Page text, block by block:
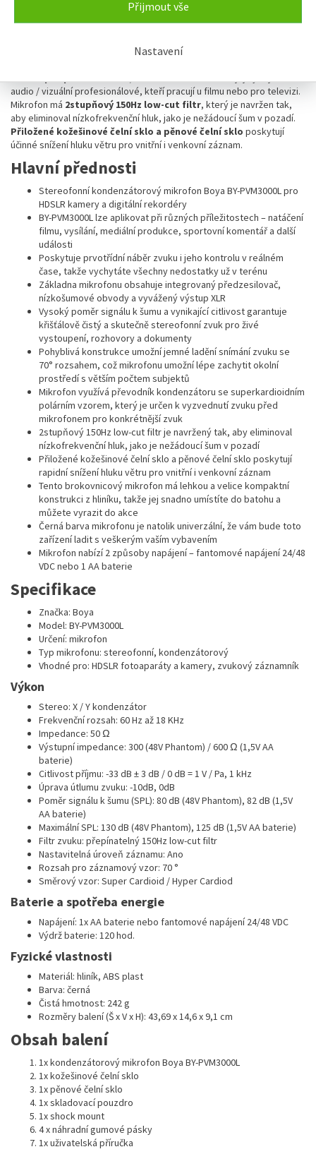
Přijmout vše
Nastavení
Specializovaný polární vzor je určen k vyzvednutí
zvuku před mikrofonem, což umožní lépe zaostřit objekt, který
, který zachytí zvuk s optimálním detailem.
audio / vizuální profesionálové, kteří pracují u filmu nebo pro televizi.
Mikrofon má 2stupňový 150Hz low-cut filtr, který je navržen tak,
aby eliminoval nízkofrekvenční hluk, jako je nežádoucí šum v pozadí.
Přiložené kožešinové čelní sklo a pěnové čelní sklo poskytují
účinné snížení hluku větru pro vnitřní i venkovní záznam.
Hlavní přednosti
Stereofonní kondenzátorový mikrofon Boya BY-PVM3000L pro
HDSLR kamery a digitální rekordéry
BY-PVM3000L lze aplikovat při různých příležitostech – natáčení
filmu, vysílání, mediální produkce, sportovní komentář a další
události
Poskytuje prvotřídní náběr zvuku i jeho kontrolu v reálném
čase, takže vychytáte všechny nedostatky už v terénu
Základna mikrofonu obsahuje integrovaný předzesilovač,
nízkošumové obvody a vyvážený výstup XLR
Vysoký poměr signálu k šumu a vynikající citlivost garantuje
křišťálově čistý a skutečně stereofonní zvuk pro živé
vystoupení, rozhovory a dokumenty
Pohyblivá konstrukce umožní jemné ladění snímání zvuku se
70° rozsahem, což mikrofonu umožní lépe zachytit okolní
prostředí s větším počtem subjektů
Mikrofon využívá převodník kondenzátoru se superkardioidním
polárním vzorem, který je určen k vyzvednutí zvuku před
mikrofonem pro konkrétnější zvuk
2stupňový 150Hz low-cut filtr je navržený tak, aby eliminoval
nízkofrekvenční hluk, jako je nežádoucí šum v pozadí
Přiložené kožešinové čelní sklo a pěnové čelní sklo poskytují
rapidní snížení hluku větru pro vnitřní i venkovní záznam
Tento brokovnicový mikrofon má lehkou a velice kompaktní
konstrukci z hliníku, takže jej snadno umístíte do batohu a
můžete vyrazit do akce
Černá barva mikrofonu je natolik univerzální, že vám bude toto
zařízení ladit s veškerým vaším vybavením
Mikrofon nabízí 2 způsoby napájení – fantomové napájení 24/48
VDC nebo 1 AA baterie
Specifikace
Značka: Boya
Model: BY-PVM3000L
Určení: mikrofon
Typ mikrofonu: stereofonní, kondenzátorový
Vhodné pro: HDSLR fotoaparáty a kamery, zvukový záznamník
Výkon
Stereo: X / Y kondenzátor
Frekvenční rozsah: 60 Hz až 18 KHz
Impedance: 50 Ω
Výstupní impedance: 300 (48V Phantom) / 600 Ω (1,5V AA
baterie)
Citlivost příjmu: -33 dB ± 3 dB / 0 dB = 1 V / Pa, 1 kHz
Úprava útlumu zvuku: -10dB, 0dB
Poměr signálu k šumu (SPL): 80 dB (48V Phantom), 82 dB (1,5V
AA baterie)
Maximální SPL: 130 dB (48V Phantom), 125 dB (1,5V AA baterie)
Filtr zvuku: přepínatelný 150Hz low-cut filtr
Nastavitelná úroveň záznamu: Ano
Rozsah pro záznamový vzor: 70 °
Směrový vzor: Super Cardioid / Hyper Cardiod
Baterie a spotřeba energie
Napájení: 1x AA baterie nebo fantomové napájení 24/48 VDC
Výdrž baterie: 120 hod.
Fyzické vlastnosti
Materiál: hliník, ABS plast
Barva: černá
Čistá hmotnost: 242 g
Rozměry balení (Š x V x H): 43,69 x 14,6 x 9,1 cm
Obsah balení
1x kondenzátorový mikrofon Boya BY-PVM3000L
1x kožešinové čelní sklo
1x pěnové čelní sklo
1x skladovací pouzdro
1x shock mount
4 x náhradní gumové pásky
1x uživatelská příručka